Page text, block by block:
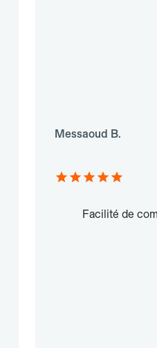
Messaoud B.
Facilité de